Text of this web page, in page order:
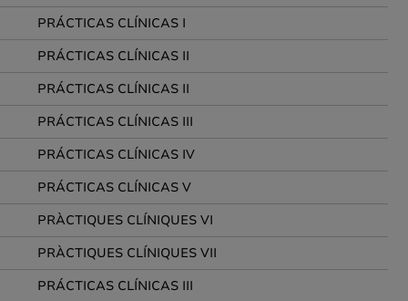
PRÁCTICAS CLÍNICAS I
PRÁCTICAS CLÍNICAS II
PRÁCTICAS CLÍNICAS II
PRÁCTICAS CLÍNICAS III
PRÁCTICAS CLÍNICAS IV
PRÁCTICAS CLÍNICAS V
PRÀCTIQUES CLÍNIQUES VI
PRÀCTIQUES CLÍNIQUES VII
PRÁCTICAS CLÍNICAS III